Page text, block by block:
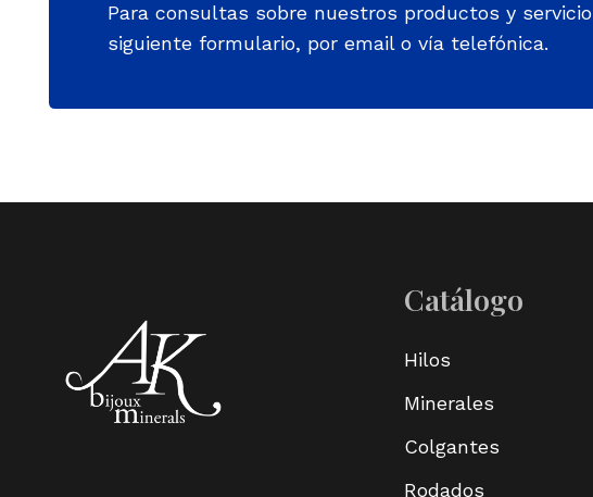
Para consultas sobre nuestros productos y
siguiente formulario, por email o vía telefónica.
Catálogo
Hilos
Minerales
Colgantes
Rodados